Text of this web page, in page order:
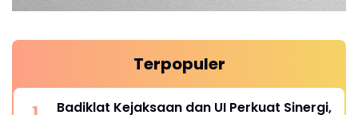
Terpopuler
Badiklat Kejaksaan dan UI Perkuat Sinergi,